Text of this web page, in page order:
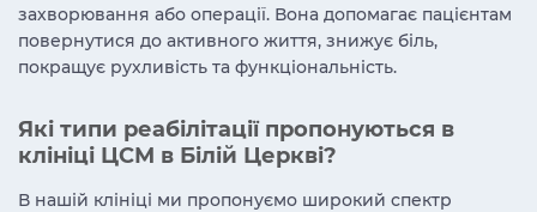
захворювання або операції. Вона допомагає пацієнтам
повернутися до активного життя, знижує біль,
покращує рухливість та функціональність.
Які типи реабілітації пропонуються в
клініці ЦСМ в Білій Церкві?
В нашій клініці ми пропонуємо широкий спектр